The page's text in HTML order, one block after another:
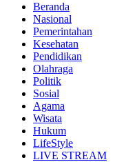
Beranda
Nasional
Pemerintahan
Kesehatan
Pendidikan
Olahraga
Politik
Sosial
Agama
Wisata
Hukum
LifeStyle
LIVE STREAM